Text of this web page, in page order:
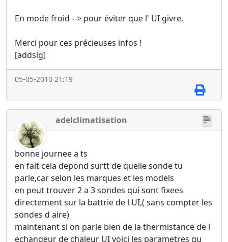
En mode froid --> pour éviter que l' UI givre.
Merci pour ces précieuses infos !
[addsig]
05-05-2010 21:19
adelclimatisation
bonne journee a ts
en fait cela depond surtt de quelle sonde tu
parle,car selon les marques et les models
en peut trouver 2 a 3 sondes qui sont fixees
directement sur la battrie de l UI,( sans compter les
sondes d aire)
maintenant si on parle bien de la thermistance de l
echangeur de chaleur UI voici les parametres qu